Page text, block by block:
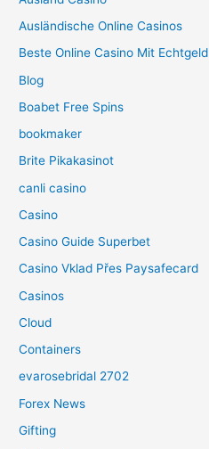
Ausländische Online Casinos
Beste Online Casino Mit Echtgeld
Blog
Boabet Free Spins
bookmaker
Brite Pikakasinot
canli casino
Casino
Casino Guide Superbet
Casino Vklad Přes Paysafecard
Casinos
Cloud
Containers
evarosebridal 2702
Forex News
Gifting